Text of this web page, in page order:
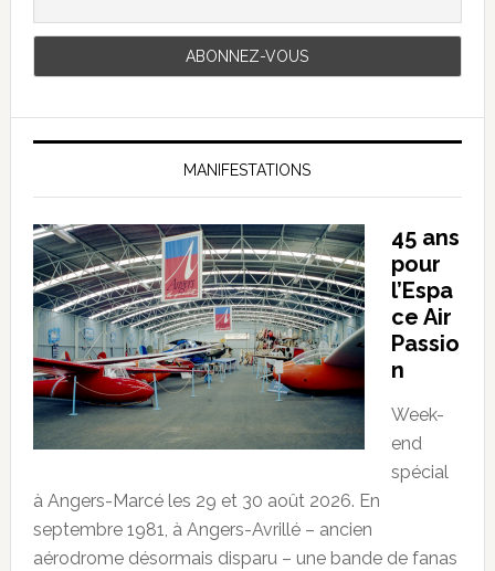
MANIFESTATIONS
45 ans
pour
l’Espa
ce Air
Passio
n
Week-
end
spécial
à Angers-Marcé les 29 et 30 août 2026. En
septembre 1981, à Angers-Avrillé – ancien
aérodrome désormais disparu – une bande de fanas